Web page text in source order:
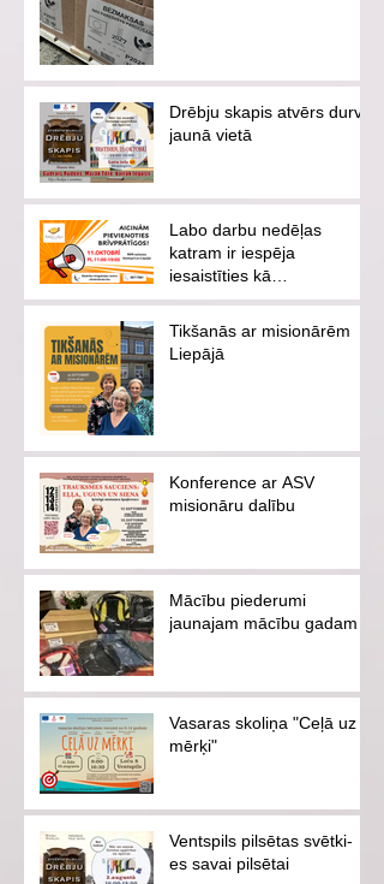
Drēbju skapis atvērs durvis
jaunā vietā
Labo darbu nedēļas
katram ir iespēja
iesaistīties kā
brīvprātīgajam vai
ziedotājam
Tikšanās ar misionārēm
Liepājā
Konference ar ASV
misionāru dalību
Mācību piederumi
jaunajam mācību gadam
Vasaras skoliņa "Ceļā uz
mērķi"
Ventspils pilsētas svētki-
es savai pilsētai